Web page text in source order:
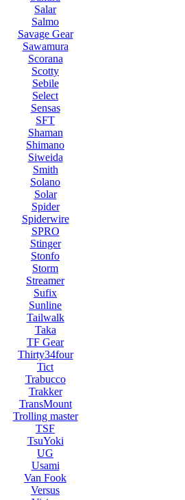
Salar
Salmo
Savage Gear
Sawamura
Scorana
Scotty
Sebile
Select
Sensas
SFT
Shaman
Shimano
Siweida
Smith
Solano
Solar
Spider
Spiderwire
SPRO
Stinger
Stonfo
Storm
Streamer
Sufix
Sunline
Tailwalk
Taka
TF Gear
Thirty34four
Tict
Trabucco
Trakker
TransMount
Trolling master
TSF
TsuYoki
UG
Usami
Van Fook
Versus